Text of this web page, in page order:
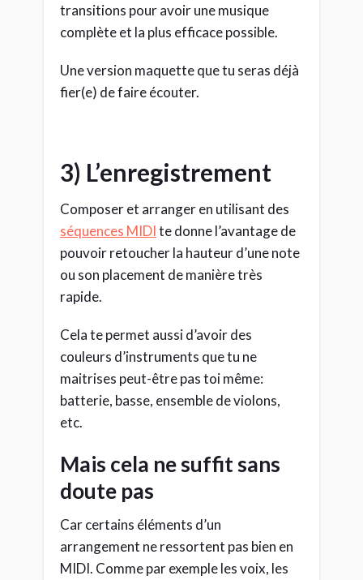
transitions pour avoir une musique
complète et la plus efficace possible.
Une version maquette que tu seras déjà
fier(e) de faire écouter.
3) L’enregistrement
Composer et arranger en utilisant des
séquences MIDIte donne l’avantage de
pouvoir retoucher la hauteur d’une note
ou son placement de manière très
rapide.
Cela te permet aussi d’avoir des
couleurs d’instruments que tu ne
maitrises peut-être pas toi même:
batterie, basse, ensemble de violons,
etc.
Mais cela ne suffit sans
doute pas
Car certains éléments d’un
arrangement ne ressortent pas bien en
MIDI. Comme par exemple les voix, les